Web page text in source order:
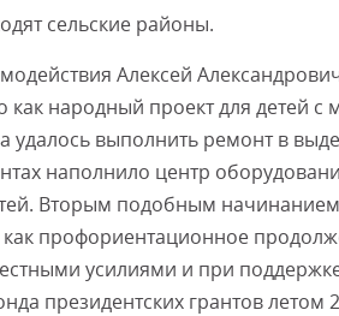
сельские районы.
Алексей
народный проект для детей с
удалось выполнить ремонт в
наполнило центр
Вторым подобным начинанием
как профориентационное
усилиями и при
президентских грантов летом